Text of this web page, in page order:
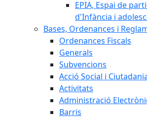
EPIA, Espai de
d'Infància i
Bases, Ordenances i
Ordenances Fiscals
Generals
Subvencions
Acció Social i
Activitats
Administració
Barris